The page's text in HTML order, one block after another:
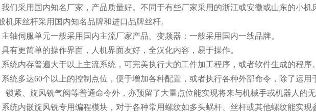
我们采用国内知名厂家，产品质量好。不同于有些厂家采用的浙江或安徽或山东的小机
机床丝杆采用国内知名品牌和进口品牌丝杆。
轴伺服单元一般采用国内主流厂家产品。变频器：一般采用国内一线品牌。
有更简单的操作界面，人机界面友好，全汉化内容，易于操作。
统内存普遍大于以上主流系统，可完美执行大的工件加工程序，或者软件生成的程序。
系统多达60个以上的控制点位，便于增加各种配置，或者执行各种外部命令，除了运
锁紧、旋风铣气阀等普通命令外，亦预留了大量点位能实现将来与机械手或机器人的无
系统内嵌旋风铣专用编程模块，对于各种常用螺纹如多头蜗杆、丝杆或其他螺纹能实